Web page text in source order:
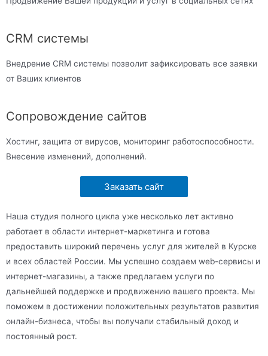
CRM системы
Внедрение CRM системы позволит зафиксировать все заявки
от Ваших клиентов
Сопровождение сайтов
Хостинг, защита от вирусов, мониторинг работоспособности.
Внесение изменений, дополнений.
Заказать сайт
Наша студия полного цикла уже несколько лет активно
работает в области интернет-маркетинга и готова
предоставить широкий перечень услуг для жителей в Курске
и всех областей России. Мы успешно создаем web-сервисы и
интернет-магазины, а также предлагаем услуги по
дальнейшей поддержке и продвижению вашего проекта. Мы
поможем в достижении положительных результатов развития
онлайн-бизнеса, чтобы вы получали стабильный доход и
постоянный рост.